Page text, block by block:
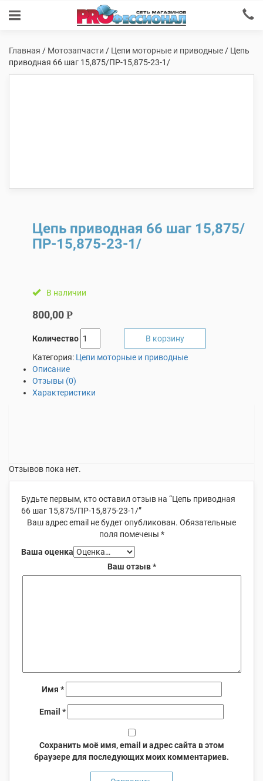
Главная / Мотозапчасти / Цепи моторные и приводные / Цепь
приводная 66 шаг 15,875/ПР-15,875-23-1/
Цепь приводная 66 шаг 15,875/
ПР-15,875-23-1/
В наличии
800,00 Р
Количество
В корзину
Категория: Цепи моторные и приводные
Описание
Отзывы (0)
Характеристики
Отзывов пока нет.
Будьте первым, кто оставил отзыв на “Цепь приводная
66 шаг 15,875/ПР-15,875-23-1/”
Ваш адрес email не будет опубликован. Обязательные
поля помечены *
Ваша оценка
Ваш отзыв*
Имя *
Email *
Сохранить моё имя, email и адрес сайта в этом
браузере для последующих моих комментариев.